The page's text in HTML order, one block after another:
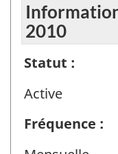
2010
Statut :
Active
Fréquence :